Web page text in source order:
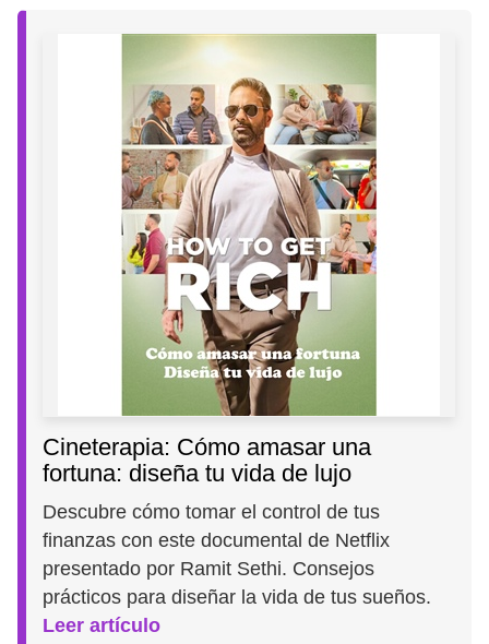
Cineterapia: Cómo amasar una
fortuna: diseña tu vida de lujo
Descubre cómo tomar el control de tus
finanzas con este documental de Netflix
presentado por Ramit Sethi. Consejos
prácticos para diseñar la vida de tus sueños.
Leer artículo